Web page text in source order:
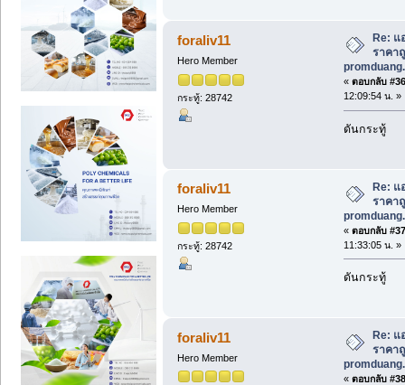
foraliv11
Hero Member
กระทู้: 28742
Re:
ราคา
« ตอบกลับ
12:09:54 น. »
ดันกระทู้
foraliv11
Hero Member
กระทู้: 28742
Re: แ
ราคา
« ตอบกลับ
11:33:05 น. »
ดันกระทู้
foraliv11
Hero Member
Re: แ
ราคา
« ตอบกลับ